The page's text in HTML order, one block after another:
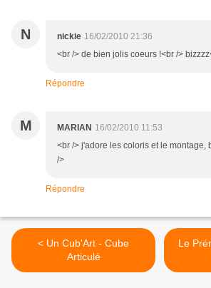
N nickie 16/02/2010 21:36
<br /> de bien jolis coeurs !<br />
Répondre
M MARIAN 16/02/2010 11:53
<br /> j'adore les coloris et le montage,
/>
Répondre
< Un Cub'Art - Cube
Articulé
Le